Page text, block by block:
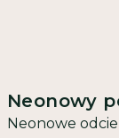
Neonowy
Neonowe